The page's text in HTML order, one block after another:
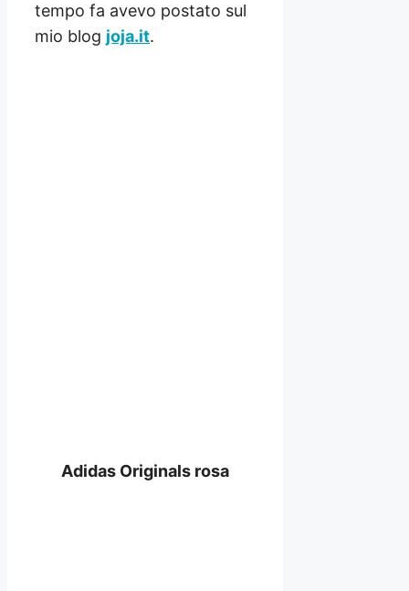
tempo fa avevo postato sul
mio blog joja.it.
Adidas Originals rosa